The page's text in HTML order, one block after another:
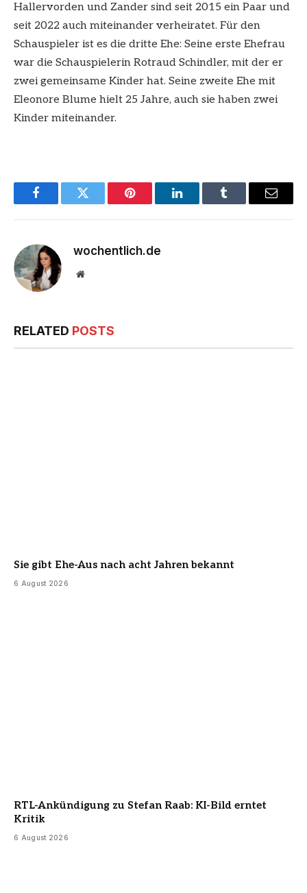
Hallervorden und Zander sind seit 2015 ein Paar und
seit 2022 auch miteinander verheiratet. Für den
Schauspieler ist es die dritte Ehe: Seine erste Ehefrau
war die Schauspielerin Rotraud Schindler, mit der er
zwei gemeinsame Kinder hat. Seine zweite Ehe mit
Eleonore Blume hielt 25 Jahre, auch sie haben zwei
Kinder miteinander.
FacebookTwitter Pinterest LinkedInTumblr Email
wochentlich.de
Website
RELATED POSTS
Sie gibt Ehe-Aus nach acht Jahren bekannt
6 August 2026
RTL-Ankündigung zu Stefan Raab: KI-Bild erntet
Kritik
6 August 2026